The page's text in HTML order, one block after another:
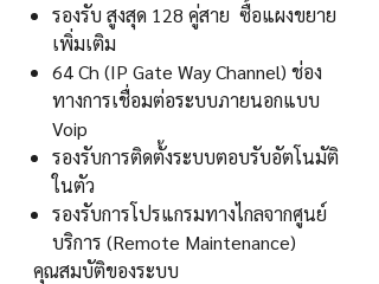
รองรับ สูงสุด 128 คู่สาย ซื้อแผงขยาย
เพิ่มเติม
64 Ch (IP Gate Way Channel) ช่อง
ทางการเชื่อมต่อระบบภายนอกแบบ
Voip
รองรับการติดตั้งระบบตอบรับอัตโนมัติ
ในตัว
รองรับการโปรแกรมทางไกลจากศูนย์
บริการ (Remote Maintenance)
คุณสมบัติของระบบ